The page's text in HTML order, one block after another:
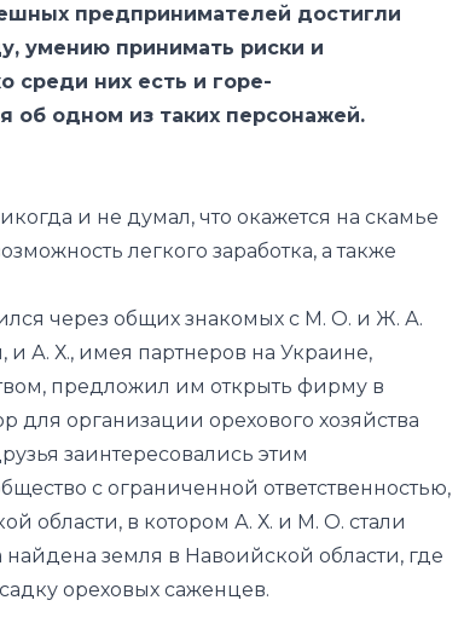
об одном из таких персонажей.
и не думал, что окажется на скамье
через общих знакомых с М. О. и Ж. А.
и А. Х., имея партнеров на Украине,
предложил им открыть фирму в
для организации орехового хозяйства
заинтересовались этим
с ограниченной ответственностью,
области, в котором А. Х. и М. О. стали
земля в Навоийской области, где
ореховых саженцев.
требовалось финансирование, которого
момент не было, они решили заняться